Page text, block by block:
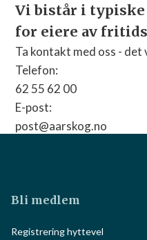
Vi bistår i
for eiere av
Ta kontakt med oss - det
Telefon:
62 55 62 00
E-post:
post@aarskog.no
Bli medlem
Registrering hyttevel